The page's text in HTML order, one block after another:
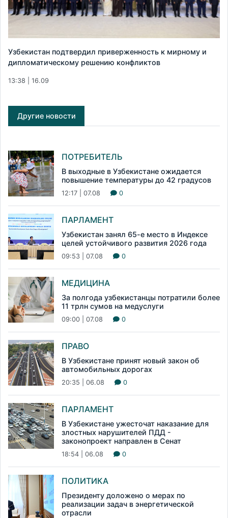
Узбекистан подтвердил приверженность к мирному и
дипломатическому решению конфликтов
13:38 | 16.09
Другие новости
ПОТРЕБИТЕЛЬ
В выходные в Узбекистане ожидается
повышение температуры до 42 градусов
12:17 | 07.08 0
ПАРЛАМЕНТ
Узбекистан занял 65-е место в Индексе
целей устойчивого развития 2026 года
09:53 | 07.08 0
МЕДИЦИНА
За полгода узбекистанцы потратили более
11 трлн сумов на медуслуги
09:00 | 07.08 0
ПРАВО
В Узбекистане принят новый закон об
автомобильных дорогах
20:35 | 06.08 0
ПАРЛАМЕНТ
В Узбекистане ужесточат наказание для
злостных нарушителей ПДД -
законопроект направлен в Сенат
18:54 | 06.08 0
ПОЛИТИКА
Президенту доложено о мерах по
реализации задач в энергетической
отрасли